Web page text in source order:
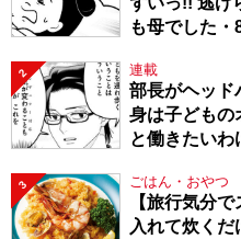
も母でした・8
2 連載
部長がヘッド
身は子どもの
と働きたい
3 ごはん・おやつ
【旅行気分
入れて炊く